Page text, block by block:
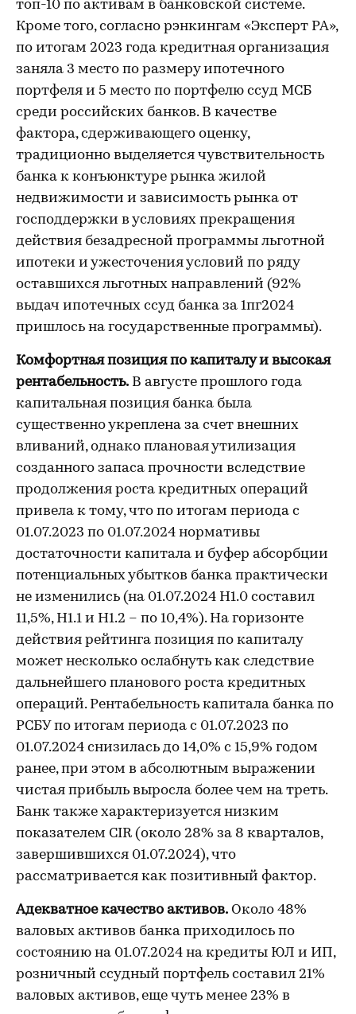
топ-10 по активам в банковской системе.
Кроме того, согласно рэнкингам «Эксперт РА»,
по итогам 2023 года кредитная организация
заняла 3 место по размеру ипотечного
портфеля и 5 место по портфелю ссуд МСБ
среди российских банков. В качестве
фактора, сдерживающего оценку,
традиционно выделяется чувствительность
банка к конъюнктуре рынка жилой
недвижимости и зависимость рынка от
господдержки в условиях прекращения
действия безадресной программы льготной
ипотеки и ужесточения условий по ряду
оставшихся льготных направлений (92%
выдач ипотечных ссуд банка за 1пг2024
пришлось на государственные программы).
Комфортная позиция по капиталу и высокая
рентабельность. В августе прошлого года
капитальная позиция банка была
существенно укреплена за счет внешних
вливаний, однако плановая утилизация
созданного запаса прочности вследствие
продолжения роста кредитных операций
привела к тому, что по итогам периода с
01.07.2023 по 01.07.2024 нормативы
достаточности капитала и буфер абсорбции
потенциальных убытков банка практически
не изменились (на 01.07.2024 Н1.0 составил
11,5%, Н1.1 и Н1.2 – по 10,4%). На горизонте
действия рейтинга позиция по капиталу
может несколько ослабнуть как следствие
дальнейшего планового роста кредитных
операций. Рентабельность капитала банка по
РСБУ по итогам периода с 01.07.2023 по
01.07.2024 снизилась до 14,0% с 15,9% годом
ранее, при этом в абсолютным выражении
чистая прибыль выросла более чем на треть.
Банк также характеризуется низким
показателем CIR (около 28% за 8 кварталов,
завершившихся 01.07.2024), что
рассматривается как позитивный фактор.
Адекватное качество активов. Около 48%
валовых активов банка приходилось по
состоянию на 01.07.2024 на кредиты ЮЛ и ИП,
розничный ссудный портфель составил 21%
валовых активов, еще чуть менее 23% в